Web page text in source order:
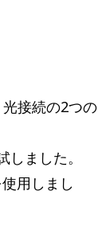
接続の2つの
ました。
用しまし